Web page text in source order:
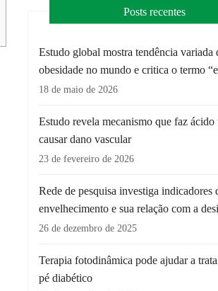
Posts recentes
Estudo global mostra tendência variada
obesidade no mundo e critica o termo
18 de maio de 2026
Estudo revela mecanismo que faz ácido
causar dano vascular
23 de fevereiro de 2026
Rede de pesquisa investiga indicadores
envelhecimento e sua relação com a
26 de dezembro de 2025
Terapia fotodinâmica pode ajudar a
pé diabético